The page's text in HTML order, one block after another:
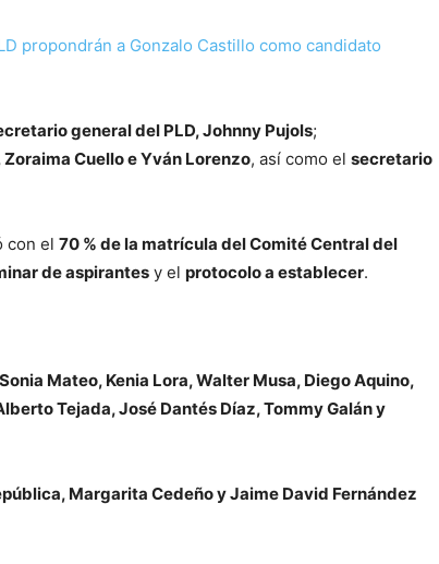
propondrán a Gonzalo Castillo como candidato
general del PLD, Johnny Pujols;
Cuello e Yván Lorenzo, así como el secretario
con el 70 % de la matrícula del Comité Central del
de aspirantes y el protocolo a establecer.
Mateo, Kenia Lora, Walter Musa, Diego Aquino,
Tejada, José Dantés Díaz, Tommy Galán y
Margarita Cedeño y Jaime David Fernández